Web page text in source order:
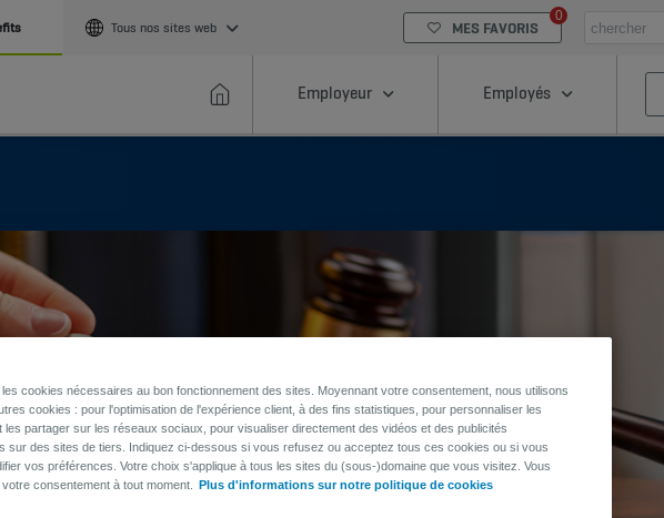
Tous nos sites web MES FAVORIS
0
Employeur Employés
cookies nécessaires au bon fonctionnement des sites. Moyennant votre consentement, nous utilisons
cookies : pour l'optimisation de l'expérience client, à des fins statistiques, pour personnaliser les
les partager sur les réseaux sociaux, pour visualiser directement des vidéos et des publicités
sur des sites de tiers. Indiquez ci-dessous si vous refusez ou acceptez tous ces cookies ou si vous
vos préférences. Votre choix s'applique à tous les sites du (sous-)domaine que vous visitez. Vous
consentement à tout moment.
Plus d'informations sur notre politique de cookies